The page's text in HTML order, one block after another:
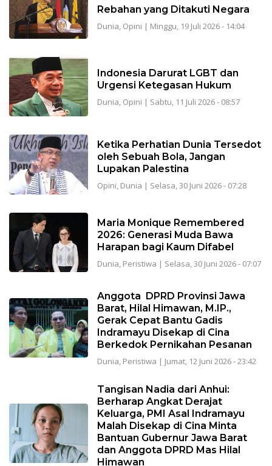
Rebahan yang Ditakuti Negara
Dunia, Opini | Minggu, 19 Juli 2026 - 14:04
Indonesia Darurat LGBT dan
Urgensi Ketegasan Hukum
Dunia, Opini | Sabtu, 11 Juli 2026 - 08:57
Ketika Perhatian Dunia Tersedot
oleh Sebuah Bola, Jangan
Lupakan Palestina
Opini, Dunia | Selasa, 30 Juni 2026 - 07:28
Maria Monique Remembered
2026: Generasi Muda Bawa
Harapan bagi Kaum Difabel
Dunia, Peristiwa | Selasa, 30 Juni 2026 - 07:07
Anggota DPRD Provinsi Jawa
Barat, Hilal Himawan, M.IP.,
Gerak Cepat Bantu Gadis
Indramayu Disekap di Cina
Berkedok Pernikahan Pesanan
Dunia, Peristiwa | Jumat, 12 Juni 2026 - 23:42
Tangisan Nadia dari Anhui:
Berharap Angkat Derajat
Keluarga, PMI Asal Indramayu
Malah Disekap di Cina Minta
Bantuan Gubernur Jawa Barat
dan Anggota DPRD Mas Hilal
Himawan